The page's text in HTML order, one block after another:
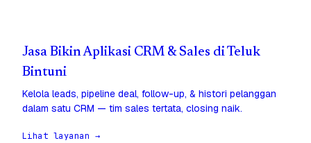
Jasa Bikin Aplikasi CRM & Sales di Teluk
Bintuni
Kelola leads, pipeline deal, follow-up, & histori pelanggan
dalam satu CRM — tim sales tertata, closing naik.
Lihat layanan →